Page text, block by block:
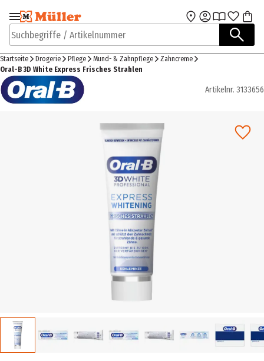
Zur Navigation
springen
Zum Hauptinhalt
Suchbegriffe / Artikelnummer
Startseite Drogerie Pflege Mund- & Zahnpflege
Zahncreme
Oral-B 3D White Express Frisches Strahlen
Artikelnr. 3133656